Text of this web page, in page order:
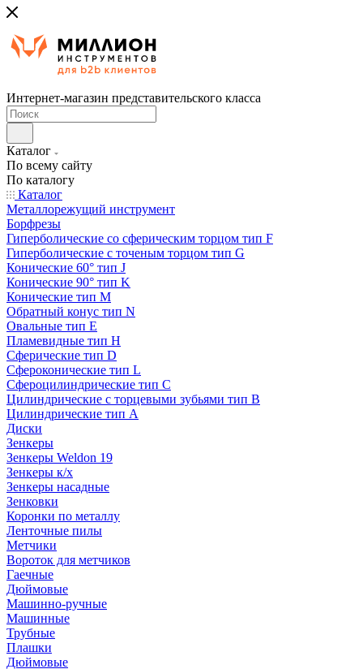
Интернет-магазин представительского класса
Каталог
По всему сайту
По каталогу
Каталог
Металлорежущий инструмент
Борфрезы
Гиперболические cо сферическим торцом тип F
Гиперболические с точеным торцом тип G
Конические 60° тип J
Конические 90° тип K
Конические тип M
Обратный конус тип N
Овальные тип E
Пламевидные тип H
Сферические тип D
Сфероконические тип L
Сфероцилиндрические тип C
Цилиндрические с торцевыми зубьями тип B
Цилиндрические тип А
Диски
Зенкеры
Зенкеры Weldon 19
Зенкеры к/х
Зенкеры насадные
Зенковки
Коронки по металлу
Ленточные пилы
Метчики
Вороток для метчиков
Гаечные
Дюймовые
Машинно-ручные
Машинные
Трубные
Плашки
Дюймовые